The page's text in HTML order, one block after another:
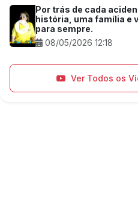
Por trás de cada
história, uma família e
para sempre.
08/05/2026 12:18
Ver Todos os